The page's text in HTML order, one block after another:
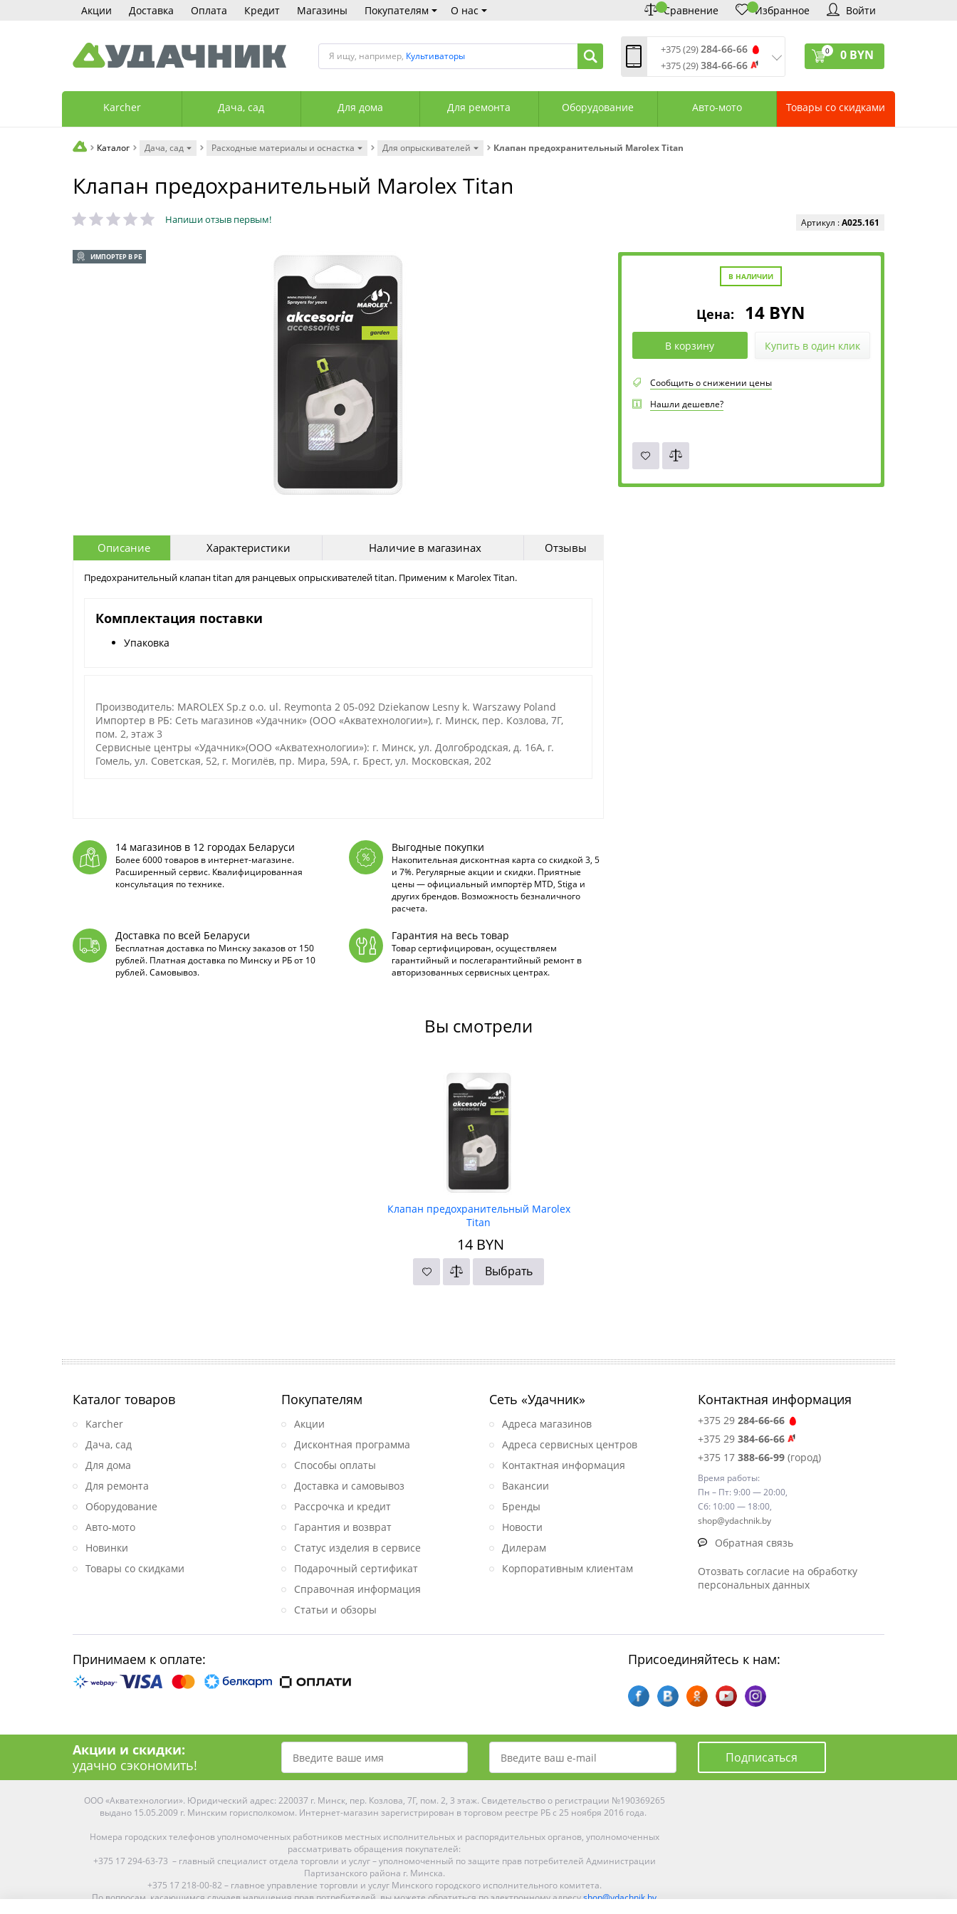
Акции Доставка Оплата Кредит Магазины Покупателям О нас Сравнение Избранное Войти
Я ищу, например, Культиваторы +375 (29)284-66-66
+375 (29)384-66-66
Сб: 10:00—18:00
+375 (17) 388-66-33
0 0 BYN
Karcher Дача, сад Для дома Для ремонта Оборудование Авто-мото Товары со скидками
Каталог Дача, сад Расходные материалы и оснастка Для опрыскивателей Клапан предохранительный Marolex Titan
Клапан предохранительный Marolex Titan
Напиши отзыв первым!
ИМПОРТЕР В РБ
Артикул :A025.161
В НАЛИЧИИ
Цена: 14 BYN
В корзину Купить в один клик
Сообщить о снижении цены
Нашли дешевле?
Описание Характеристики Наличие в магазинах Отзывы
Предохранительный клапан titan для ранцевых опрыскивателей titan. Применим к Marolex Titan.
Комплектация поставки
Упаковка
Производитель: MAROLEX Sp.z o.o. ul. Reymonta 2 05-092 Dziekanow Lesny k. Warszawy Poland
Импортер в РБ: Сеть магазинов «Удачник» (ООО «Акватехнологии»), г. Минск, пер. Козлова, 7Г,
пом. 2, этаж 3
Сервисные центры «Удачник»(ООО «Акватехнологии»): г. Минск, ул. Долгобродская, д. 16А, г.
Гомель, ул. Советская, 52, г. Могилёв, пр. Мира, 59А, г. Брест, ул. Московская, 202
14 магазинов в 12 городах Беларуси
Более 6000 товаров в интернет-магазине.
Расширенный сервис. Квалифицированная
консультация по технике.
Выгодные покупки
Накопительная дисконтная карта со скидкой 3, 5
и 7%. Регулярные акции и скидки. Приятные
цены — официальный импортёр MTD, Stiga и
других брендов. Возможность безналичного
расчета.
Доставка по всей Беларуси
Бесплатная доставка по Минску заказов от 150
рублей. Платная доставка по Минску и РБ от 10
рублей. Самовывоз.
Гарантия на весь товар
Товар сертифицирован, осуществляем
гарантийный и послегарантийный ремонт в
авторизованных сервисных центрах.
Вы смотрели
Клапан предохранительный Marolex
Titan
14 BYN
Выбрать
Каталог товаров
Karcher
Дача, сад
Для дома
Для ремонта
Оборудование
Авто-мото
Новинки
Товары со скидками
Покупателям
Акции
Дисконтная программа
Способы оплаты
Доставка и самовывоз
Рассрочка и кредит
Гарантия и возврат
Статус изделия в сервисе
Подарочный сертификат
Справочная информация
Статьи и обзоры
Сеть «Удачник»
Адреса магазинов
Адреса сервисных центров
Контактная информация
Вакансии
Бренды
Новости
Дилерам
Корпоративным клиентам
Контактная информация
+375 29 284-66-66
+375 29 384-66-66
+375 17 388-66-99(город)
Время работы:
Пн – Пт: 9:00 — 20:00,
Сб: 10:00 — 18:00,
shop@ydachnik.by
Обратная связь
Отозвать согласие на обработку
персональных данных
Принимаем к оплате: Присоединяйтесь к нам:
Акции и скидки:
удачно сэкономить!
Подписаться
ООО «Акватехнологии». Юридический адрес: 220037 г. Минск, пер. Козлова, 7Г, пом. 2, 3 этаж. Свидетельство о регистрации №190369265
выдано 15.05.2009 г. Минским горисполкомом. Интернет-магазин зарегистрирован в торговом реестре РБ с 25 ноября 2016 года.
Номера городских телефонов уполномоченных работников местных исполнительных и распорядительных органов, уполномоченных
рассматривать обращения покупателей:
+375 17 294-63-73 – главный специалист отдела торговли и услуг – уполномоченный по защите прав потребителей Администрации
Партизанского района г. Минска.
+375 17 218-00-82 – главное управление торговли и услуг Минского городского исполнительного комитета.
По вопросам, касающимся случаев нарушения прав потребителей, вы можете обратиться по электронному адресуshop@ydachnik.by